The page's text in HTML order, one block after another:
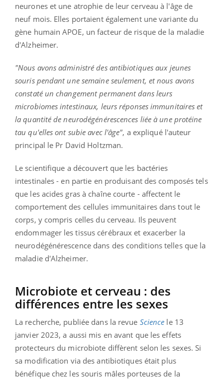
neurones et une atrophie de leur cerveau à l'âge de
neuf mois. Elles portaient également une variante du
gène humain APOE, un facteur de risque de la maladie
d'Alzheimer.
"Nous avons administré des antibiotiques aux jeunes
souris pendant une semaine seulement, et nous avons
constaté un changement permanent dans leurs
microbiomes intestinaux, leurs réponses immunitaires et
la quantité de neurodégénérescences liée à une protéine
tau qu'elles ont subie avec l'âge", a expliqué l'auteur
principal le Pr David Holtzman.
Le scientifique a découvert que les bactéries
intestinales - en partie en produisant des composés tels
que les acides gras à chaîne courte - affectent le
comportement des cellules immunitaires dans tout le
corps, y compris celles du cerveau. Ils peuvent
endommager les tissus cérébraux et exacerber la
neurodégénérescence dans des conditions telles que la
maladie d'Alzheimer.
Microbiote et cerveau : des
différences entre les sexes
La recherche, publiée dans la revue Science le 13
janvier 2023, a aussi mis en avant que les effets
protecteurs du microbiote diffèrent selon les sexes. Si
sa modification via des antibiotiques était plus
bénéfique chez les souris mâles porteuses de la